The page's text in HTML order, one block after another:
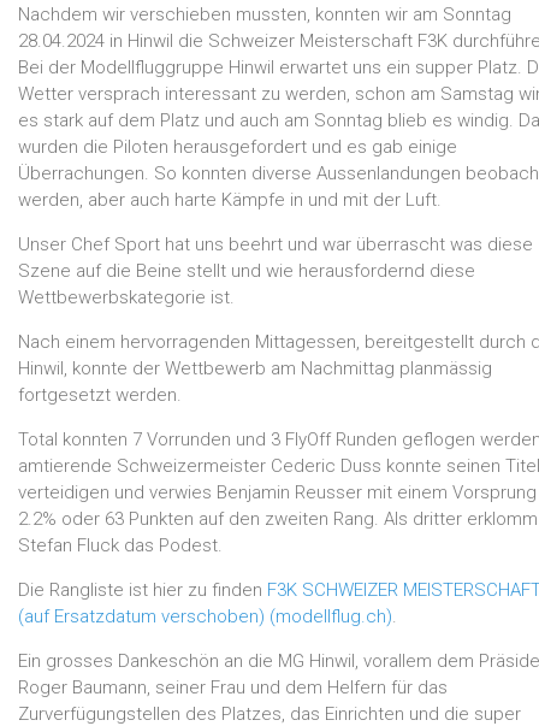
Nachdem wir verschieben mussten, konnten wir am Sonntag
28.04.2024 in Hinwil die Schweizer Meisterschaft F3K
Bei der Modellfluggruppe Hinwil erwartet uns ein supper Platz.
Wetter versprach interessant zu werden, schon am Samstag
es stark auf dem Platz und auch am Sonntag blieb es windig.
wurden die Piloten herausgefordert und es gab einige
Überrachungen. So konnten diverse Aussenlandungen
werden, aber auch harte Kämpfe in und mit der Luft.
Unser Chef Sport hat uns beehrt und war überrascht was diese
Szene auf die Beine stellt und wie herausfordernd diese
Wettbewerbskategorie ist.
Nach einem hervorragenden Mittagessen, bereitgestellt durch
Hinwil, konnte der Wettbewerb am Nachmittag planmässig
fortgesetzt werden.
Total konnten 7 Vorrunden und 3 FlyOff Runden geflogen
amtierende Schweizermeister Cederic Duss konnte seinen Titel
verteidigen und verwies Benjamin Reusser mit einem
2.2% oder 63 Punkten auf den zweiten Rang. Als dritter erklomm
Stefan Fluck das Podest.
Die Rangliste ist hier zu finden F3K SCHWEIZER
(auf Ersatzdatum verschoben) (modellflug.ch).
Ein grosses Dankeschön an die MG Hinwil, vorallem dem
Roger Baumann, seiner Frau und dem Helfern für das
Zurverfügungstellen des Platzes, das Einrichten und die super